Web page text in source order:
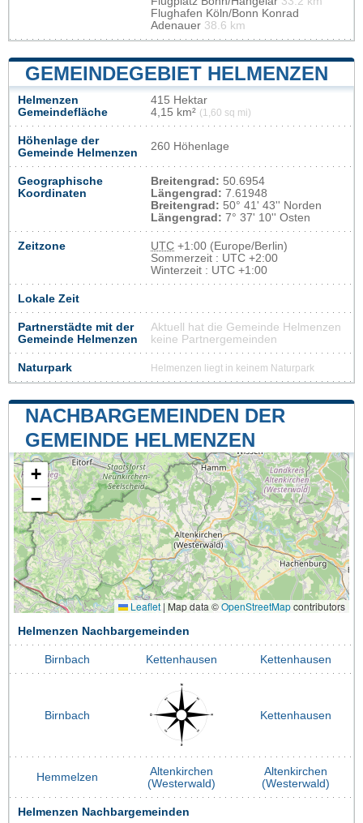
Flughafen Köln/Bonn Konrad
Adenauer 38.6 km
GEMEINDEGEBIET HELMENZEN
Helmenzen
Gemeindefläche
415 Hektar
4,15 km² (1,60 sq mi)
Höhenlage der
Gemeinde Helmenzen
260 Höhenlage
Geographische
Koordinaten
Breitengrad: 50.6954
Längengrad: 7.61948
Breitengrad: 50° 41' 43'' Norden
Längengrad: 7° 37' 10'' Osten
Zeitzone UTC +1:00 (Europe/Berlin)
Sommerzeit : UTC +2:00
Winterzeit : UTC +1:00
Lokale Zeit
Partnerstädte mit der
Gemeinde Helmenzen
Aktuell hat die Gemeinde Helmenzen
keine Partnergemeinden
Naturpark Helmenzen liegt in keinem Naturpark
NACHBARGEMEINDEN DER
GEMEINDE HELMENZEN
+
−
Leaflet | Map data ©OpenStreetMapcontributors
Helmenzen Nachbargemeinden
Birnbach Kettenhausen Kettenhausen
Birnbach Kettenhausen
Hemmelzen
Altenkirchen
(Westerwald)
Altenkirchen
(Westerwald)
Helmenzen Nachbargemeinden